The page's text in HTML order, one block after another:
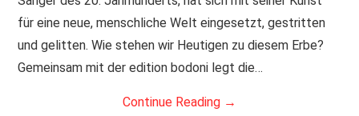
IMPRESSUM
für eine neue, menschliche Welt eingesetzt, gestritten
und gelitten. Wie stehen wir Heutigen zu diesem Erbe?
Gemeinsam mit der edition bodoni legt die…
Continue Reading →